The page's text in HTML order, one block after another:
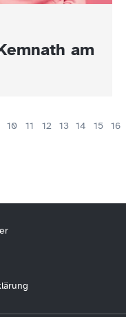
am
10 11 12 13 14 15 16